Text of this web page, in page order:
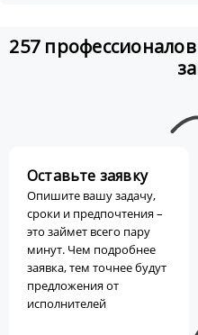
257
Оставьте заявку
Опишите вашу задачу,
сроки и предпочтения –
это займет всего пару
минут. Чем подробнее
заявка, тем точнее будут
предложения от
исполнителей